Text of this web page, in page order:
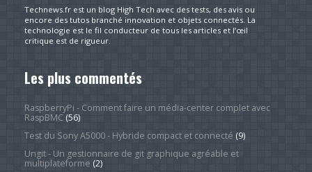
Technews.fr est un blog High Tech avec des tests, des avis ou
encore des tutos branché innovation et objets connectés. La
technologie est le fil conducteur de tous les articles et l’œil
critique est de rigueur.
Les plus commentés
RaspberryPi - Comment faire un média-center complet avec
RaspBMC(56)
Test du Sony A5000 - Hybride compact et connecté (9)
Ungit - Un gestionnaire de git graphique agréable et
multiplateforme (2)